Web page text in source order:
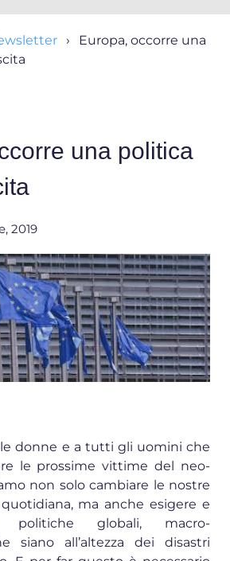
Europa, occorre una
una politica
2019
donne e a tutti gli uomini che
le prossime vittime del neo-
non solo cambiare le nostre
ma anche esigere e
politiche globali, macro-
siano all’altezza dei disastri